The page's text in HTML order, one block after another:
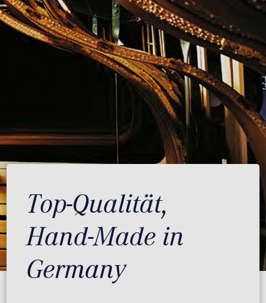
Top-Qualität,
Hand-Made in
Germany